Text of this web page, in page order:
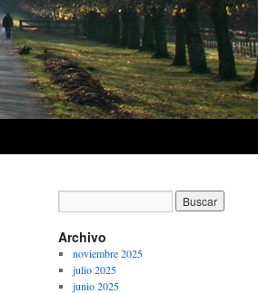
Archivo
noviembre 2025
julio 2025
junio 2025